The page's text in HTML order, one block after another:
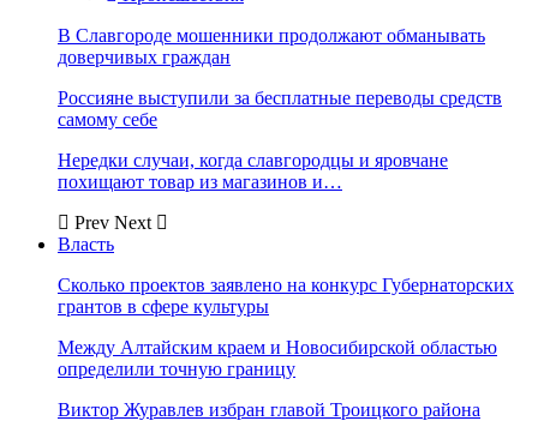
В Славгороде мошенники продолжают обманывать
доверчивых граждан
Россияне выступили за бесплатные переводы средств
самому себе
Нередки случаи, когда славгородцы и яровчане
похищают товар из магазинов и…
Prev Next
Власть
Сколько проектов заявлено на конкурс Губернаторских
грантов в сфере культуры
Между Алтайским краем и Новосибирской областью
определили точную границу
Виктор Журавлев избран главой Троицкого района